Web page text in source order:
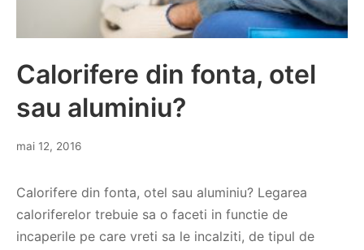
Calorifere din fonta, otel
sau aluminiu?
mai 12, 2016
Calorifere din fonta, otel sau aluminiu? Legarea
caloriferelor trebuie sa o faceti in functie de
incaperile pe care vreti sa le incalziti, de tipul de